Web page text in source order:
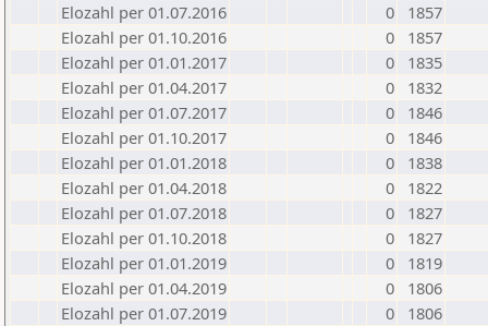
Elozahl per 01.07.2016
0
1857
Elozahl per 01.10.2016
0
1857
Elozahl per 01.01.2017
0
1835
Elozahl per 01.04.2017
0
1832
Elozahl per 01.07.2017
0
1846
Elozahl per 01.10.2017
0
1846
Elozahl per 01.01.2018
0
1838
Elozahl per 01.04.2018
0
1822
Elozahl per 01.07.2018
0
1827
Elozahl per 01.10.2018
0
1827
Elozahl per 01.01.2019
0
1819
Elozahl per 01.04.2019
0
1806
Elozahl per 01.07.2019
0
1806